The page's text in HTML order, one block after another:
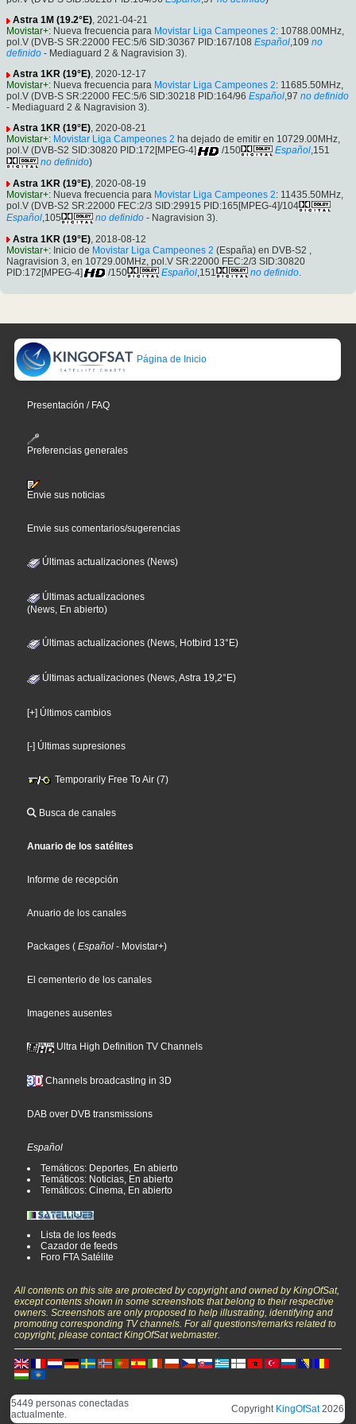
Astra 1M (19.2°E), 2021-04-21
Movistar+: Nueva frecuencia para Movistar Liga Campeones 2: 10788.00MHz,
pol.V (DVB-S SR:22000 FEC:5/6 SID:30367 PID:167/108 Español,109 no
definido - Mediaguard 2 & Nagravision 3).
Astra 1KR (19°E), 2020-12-17
Movistar+: Nueva frecuencia para Movistar Liga Campeones 2: 11685.50MHz,
pol.V (DVB-S SR:22000 FEC:5/6 SID:30218 PID:164/96 Español,97 no definido
- Mediaguard 2 & Nagravision 3).
Astra 1KR (19°E), 2020-08-21
Movistar+: Movistar Liga Campeones 2 ha dejado de emitir en 10729.00MHz,
pol.V (DVB-S2 SID:30820 PID:172[MPEG-4]
/150 Español,151
no definido)
Astra 1KR (19°E), 2020-08-19
Movistar+: Nueva frecuencia para Movistar Liga Campeones 2: 11435.50MHz,
pol.V (DVB-S2 SR:22000 FEC:2/3 SID:29915 PID:165[MPEG-4]/104
Español ,105 no definido - Nagravision 3).
Astra 1KR (19°E) , 2018-08-12
Movistar+: Inicio de Movistar Liga Campeones 2 (España) en DVB-S2 ,
Nagravision 3, en 10729.00MHz, pol.V SR:22000 FEC:2/3 SID:30820
PID:172[MPEG-4]
/150 Español ,151 no definido
Página de Inicio
Presentación / FAQ
Preferencias generales
Envie sus noticias
Envie sus comentarios/sugerencias
Últimas actualizaciones (News)
Últimas actualizaciones
(News, En abierto)
Últimas actualizaciones (News, Hotbird 13°E)
Últimas actualizaciones (News, Astra 19,2°E)
[+] Últimos cambios
[-] Últimas supresiones
Temporarily Free To Air (7)
Busca de canales
Anuario de los satélites
Informe de recepción
Anuario de los canales
Packages ( Español - Movistar+)
El cementerio de los canales
Imagenes ausentes
Ultra High Definition TV Channels
Channels broadcasting in 3D
DAB over DVB transmissions
Español
Temáticos: Deportes, En abierto
Temáticos: Noticias, En abierto
Temáticos: Cinema, En abierto
Lista de los feeds
Cazador de feeds
Foro FTA Satélite
All contents on this site are protected by copyright and owned by KingOfSat,
except contents shown in some screenshots that belong to their respective
owners. Screenshots are only proposed to help illustrating, identifying and
promoting corresponding TV channels. For all questions/remarks related to
copyright, please contact KingOfSat webmaster.
5449 personas conectadas
actualmente.
Copyright KingOfSat2026